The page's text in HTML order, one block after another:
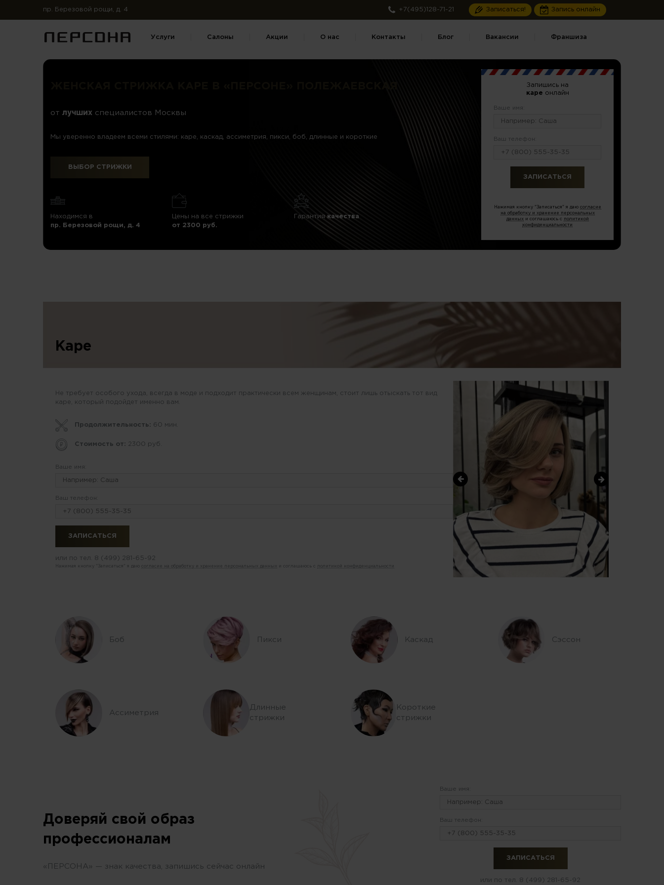
пр. Березовой рощи, д. 4 +7(495)128-71-21 Записаться! Запись онлайн
Услуги Салоны Акции О нас Контакты Блог Вакансии Франшиза
от лучших специалистов Москвы
Мы уверенно владеем всеми стилями: каре, каскад, ассиметрия, пикси, боб, длинные и короткие
ВЫБОР СТРИЖКИ
Находимся в
пр. Березовой рощи, д. 4
Цены на все стрижки
от 2300 руб.
Гарантиякачества
Запишись на
каре онлайн
Ваше имя:
Ваш телефон:
Нажимая кнопку "Записаться" я даю согласие
на обработку и хранение персональных
данныхи соглашаюсь с
политикой
конфиденциальности
Каре
Не требует особого ухода, всегда в моде и подходит практически всем женщинам, стоит лишь отыскать тот вид
каре, который подойдет именно вам.
Продолжительность: 60 мин.
Стоимость от: 2300 руб.
Ваше имя:
Ваш телефон:
или по тел. 8 (499) 281-65-92
Нажимая кнопку "Записаться" я даю согласие на обработку и хранение персональных данных и соглашаюсь с политикой конфиденциальности
Боб Пикси Каскад Сэссон
Ассиметрия
Длинные
стрижки
Короткие
стрижки
Доверяй свой образ
профессионалам
«ПЕРСОНА» — знак качества, запишись сейчас онлайн
Ваше имя:
Ваш телефон:
или по тел. 8 (499) 281-65-92